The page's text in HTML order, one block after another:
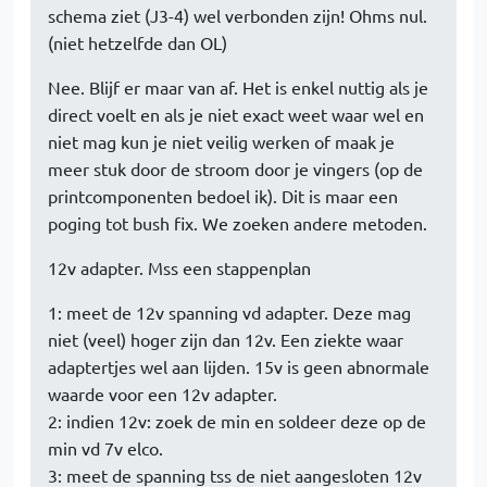
schema ziet (J3-4) wel verbonden zijn! Ohms nul.
(niet hetzelfde dan OL)
Nee. Blijf er maar van af. Het is enkel nuttig als je
direct voelt en als je niet exact weet waar wel en
niet mag kun je niet veilig werken of maak je
meer stuk door de stroom door je vingers (op de
printcomponenten bedoel ik). Dit is maar een
poging tot bush fix. We zoeken andere metoden.
12v adapter. Mss een stappenplan
1: meet de 12v spanning vd adapter. Deze mag
niet (veel) hoger zijn dan 12v. Een ziekte waar
adaptertjes wel aan lijden. 15v is geen abnormale
waarde voor een 12v adapter.
2: indien 12v: zoek de min en soldeer deze op de
min vd 7v elco.
3: meet de spanning tss de niet aangesloten 12v